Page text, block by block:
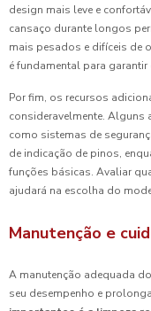
design mais leve e
cansaço durante longos
mais pesados e difíceis de
é fundamental para
Por fim, os recursos
consideravelmente. Alguns
como sistemas de
de indicação de pinos,
funções básicas. Avaliar
ajudará na escolha do
Manutenção e
A manutenção adequada
seu desempenho e